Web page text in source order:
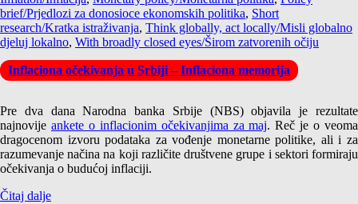
brief/Prjedlozi za donosioce ekonomskih politika, Short
research/Kratka istraživanja, Think globally, act locally/Misli globalno
djeluj lokalno, With broadly closed eyes/Širom zatvorenih očiju
Inflaciona očekivanja u Srbiji – Inflaciona memorija
Pre dva dana Narodna banka Srbije (NBS) objavila je rezultate
najnovije ankete o inflacionim očekivanjima za maj. Reč je o veoma
dragocenom izvoru podataka za vođenje monetarne politike, ali i za
razumevanje načina na koji različite društvene grupe i sektori formiraju
očekivanja o budućoj inflaciji.
Čitaj dalje